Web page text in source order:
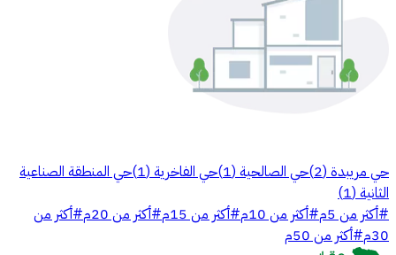
حي مريبدة (
2
)حي الصالحية (
1
)حي الفاخرية (
1
)حي المنطقة الصناعية
الثانية (
1
)
#أكثر من 5م #أكثر من 10م #أكثر من 15م #أكثر من 20م #أكثر من
30م #أكثر من 50م